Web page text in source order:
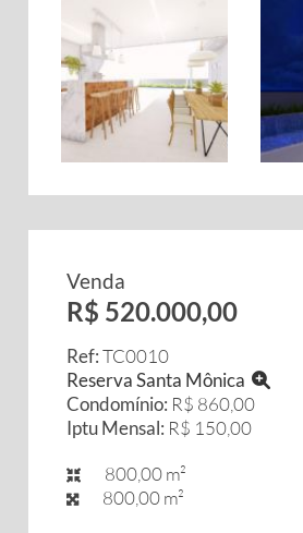
Venda
R$ 520.000,00
Ref:TC0010
Reserva Santa Mônica
Condomínio: R$ 860,00
Iptu Mensal: R$ 150,00
800,00 m²
800,00 m²